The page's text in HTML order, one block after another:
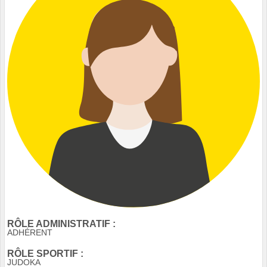
RÔLE ADMINISTRATIF :
ADHÉRENT
RÔLE SPORTIF :
JUDOKA